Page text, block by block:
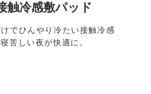
触冷感敷パッド
でひんやり冷たい接触冷感
苦しい夜が快適に。